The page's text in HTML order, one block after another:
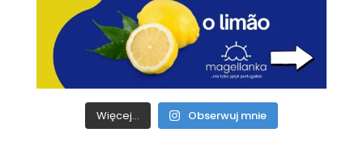
Więcej... Obserwuj mnie